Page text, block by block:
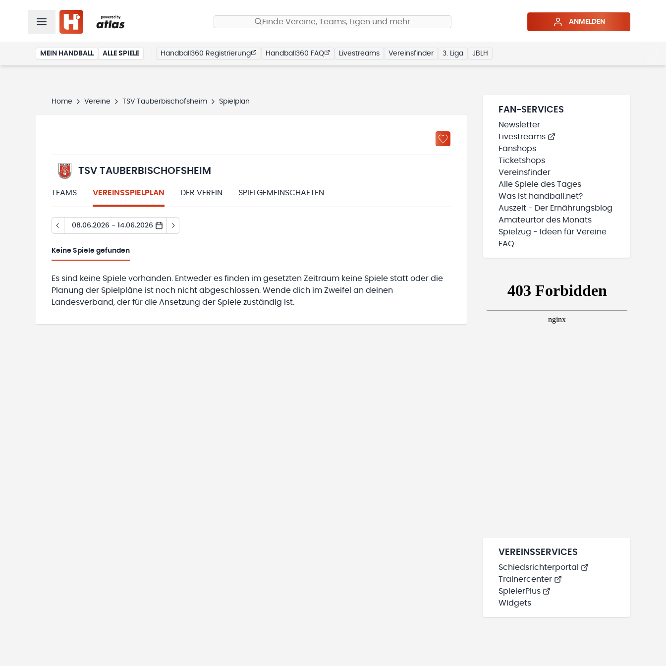
Finde Vereine, Teams, Ligen und mehr… ANMELDEN
MEIN HANDBALL ALLE SPIELE Handball360 Registrierung Handball360 FAQ Livestreams Vereinsfinder 3. Liga JBLH
Home Vereine TSV Tauberbischofsheim Spielplan
TSV TAUBERBISCHOFSHEIM
TEAMS VEREINSSPIELPLAN DER VEREIN SPIELGEMEINSCHAFTEN
08.06.2026 - 14.06.2026
Keine Spiele gefunden
Es sind keine Spiele vorhanden. Entweder es finden im gesetzten Zeitraum keine Spiele statt oder die
Planung der Spielpläne ist noch nicht abgeschlossen. Wende dich im Zweifel an deinen
Landesverband, der für die Ansetzung der Spiele zuständig ist.
FAN-SERVICES
Newsletter
Livestreams
Fanshops
Ticketshops
Vereinsfinder
Alle Spiele des Tages
Was ist handball.net?
Auszeit - Der Ernährungsblog
Amateurtor des Monats
Spielzug - Ideen für Vereine
FAQ
VEREINSSERVICES
Schiedsrichterportal
Trainercenter
SpielerPlus
Widgets